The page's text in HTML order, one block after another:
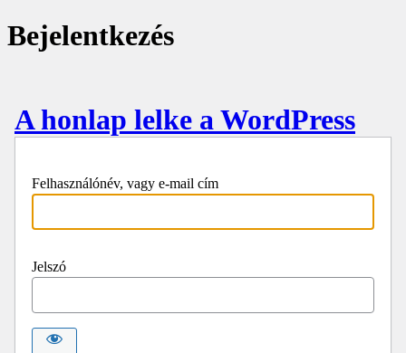
Bejelentkezés
A honlap lelke a WordPress
Felhasználónév, vagy e-mail cím
Jelszó